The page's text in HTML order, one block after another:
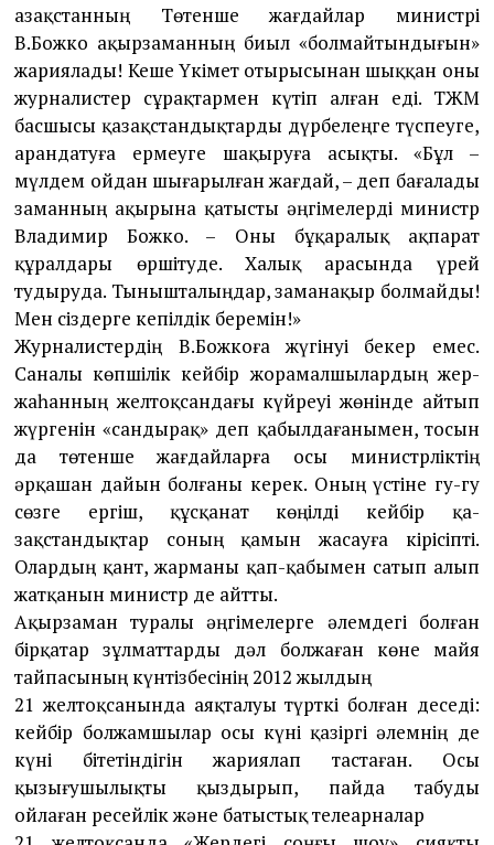
Қазақстанның Төтенше жағдайлар министрі
В.Божко ақырзаманның биыл «болмай­тын­дығын»
жариялады! Кеше Үкімет отырысынан шыққан оны
журналистер сұрақтармен күтіп алған еді. ТЖМ
басшысы қазақстандықтарды дүрбелеңге түспеуге,
арандатуға ермеуге ша­қы­руға асықты. «Бұл –
мүлдем ойдан шығарыл­ған жағдай, – деп бағалады
заманның ақырына қатысты әңгімелерді министр
Владимир Бож­ко. – Оны бұқаралық ақпарат
құралдары өрші­туде. Халық арасында үрей
тудыруда. Тыныш­талыңдар, заманақыр болмайды!
Мен сіздерге кепілдік беремін!»
Журналистердің В.Божкоға жүгінуі бекер емес.
Саналы көпшілік кейбір жорамалшылардың жер-
жаһанның желтоқсандағы күйреуі жөнінде айтып
жүргенін «сандырақ» деп қабылдаға­ны­мен, тосын
да төтенше жағдайларға осы министр­ліктің
әрқашан дайын болғаны керек. Оның үс­тіне гу-гу
сөзге ергіш, құсқанат көңілді кейбір қа­
зақстандықтар соның қамын жасауға кірісіпті.
Олардың қант, жарманы қап-қабымен сатып алып
жатқанын министр де айтты.
Ақырзаман туралы әңгімелерге әлемдегі бол­ған
бірқатар зұлматтарды дәл болжаған көне майя
тайпасының күнтізбесінің 2012 жылдың
21 желтоқсанында аяқталуы түрткі болған де­седі:
кейбір болжамшылар осы күні қазіргі әлемнің де
күні бітетіндігін жариялап тастаған. Осы
қызығушылықты қыздырып, пайда табуды
ойлаған ресейлік және батыстық телеарналар